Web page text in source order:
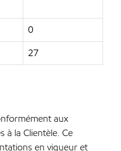
0
27
aux
à la Clientèle. Ce
en vigueur et